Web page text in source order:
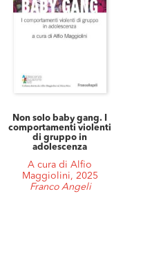
Non solo baby gang. I
comportamenti violenti
di gruppo in
adolescenza
A cura di Alfio
Maggiolini, 2025
Franco Angeli